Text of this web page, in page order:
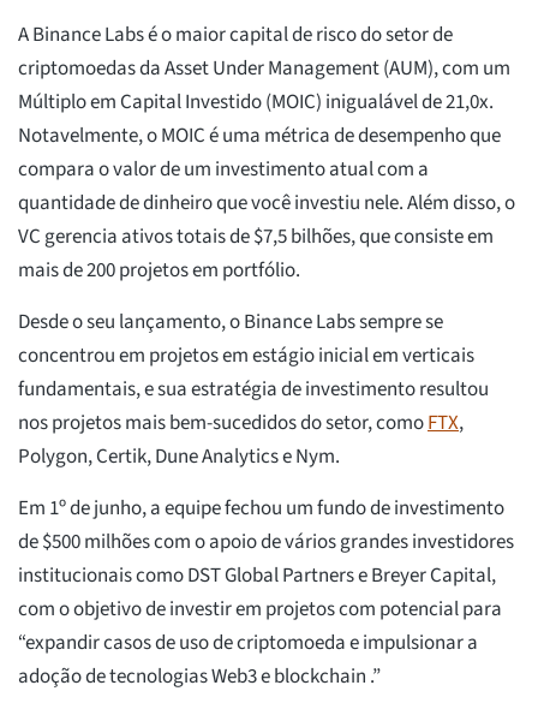
A Binance Labs é o maior capital de risco do setor de
criptomoedas da Asset Under Management (AUM), com um
Múltiplo em Capital Investido (MOIC) inigualável de 21,0x.
Notavelmente, o MOIC é uma métrica de desempenho que
compara o valor de um investimento atual com a
quantidade de dinheiro que você investiu nele. Além disso, o
VC gerencia ativos totais de $7,5 bilhões, que consiste em
mais de 200 projetos em portfólio.
Desde o seu lançamento, o Binance Labs sempre se
concentrou em projetos em estágio inicial em verticais
fundamentais, e sua estratégia de investimento resultou
nos projetos mais bem-sucedidos do setor, comoFTX,
Polygon, Certik, Dune Analytics e Nym.
Em 1º de junho, a equipe fechou um fundo de investimento
de $500 milhões com o apoio de vários grandes investidores
institucionais como DST Global Partners e Breyer Capital,
com o objetivo de investir em projetos com potencial para
“expandir casos de uso de criptomoeda e impulsionar a
adoção de tecnologias Web3 e blockchain .”